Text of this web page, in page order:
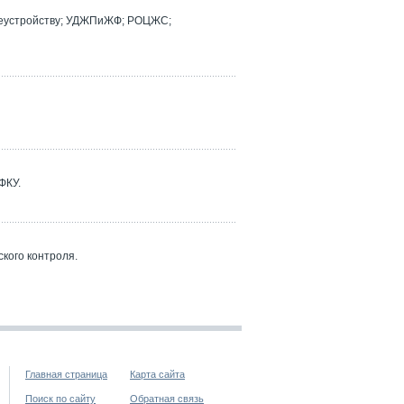
УДЖПиЖФ; РОЦЖС;
контроля.
Главная страница Карта сайта
Поиск по сайту Обратная связь